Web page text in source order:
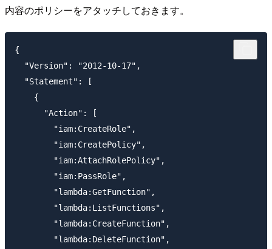
内容のポリシーをアタッチしておきます。
{
  "Version": "2012-10-17",
  "Statement": [
    {
      "Action": [
        "iam:CreateRole",
        "iam:CreatePolicy",
        "iam:AttachRolePolicy",
        "iam:PassRole",
        "lambda:GetFunction",
        "lambda:ListFunctions",
        "lambda:CreateFunction",
        "lambda:DeleteFunction",